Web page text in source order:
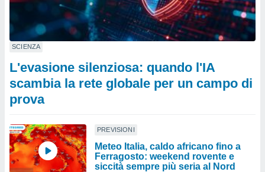
SCIENZA
L'evasione silenziosa: quando l'IA
scambia la rete globale per un campo di
prova
PREVISIONI
Meteo Italia, caldo africano fino a
Ferragosto: weekend rovente e
siccità sempre più seria al Nord